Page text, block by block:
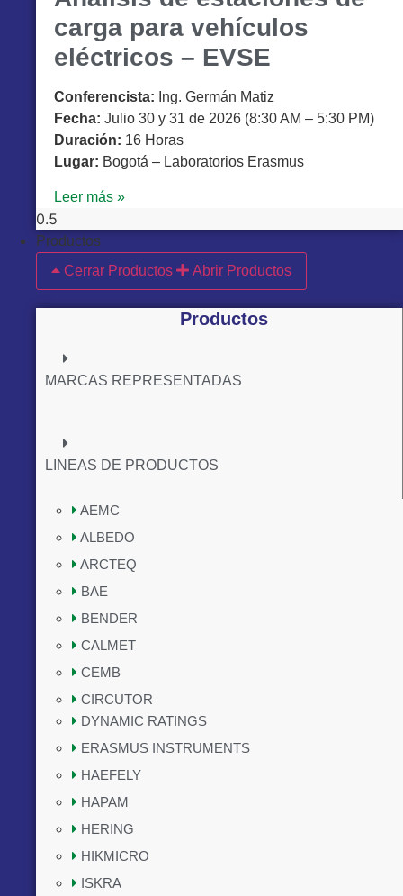
carga para vehículos
eléctricos – EVSE
Conferencista: Ing. Germán Matiz
Fecha: Julio 30 y 31 de 2026 (8:30 AM – 5:30 PM)
Duración: 16 Horas
Lugar: Bogotá – Laboratorios Erasmus
Leer más »
Productos
Cerrar Productos
Abrir Productos
Productos
MARCAS REPRESENTADAS
LINEAS DE PRODUCTOS
AEMC
ALBEDO
ARCTEQ
BAE
BENDER
CALMET
CEMB
CIRCUTOR
DYNAMIC RATINGS
ERASMUS INSTRUMENTS
HAEFELY
HAPAM
HERING
HIKMICRO
ISKRA